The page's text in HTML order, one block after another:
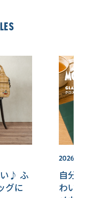
い♪ ふ
グに
自分
わい